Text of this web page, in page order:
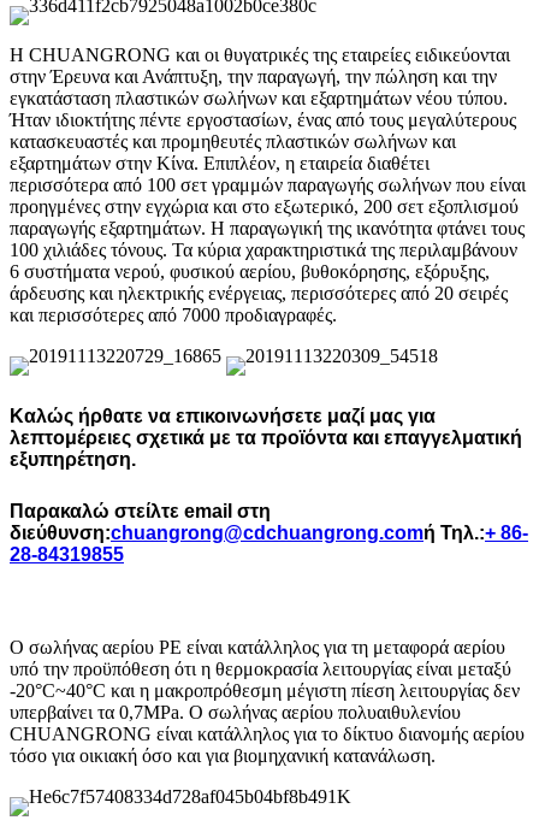
Η CHUANGRONG και οι θυγατρικές της εταιρείες ειδικεύονται
στην Έρευνα και Ανάπτυξη, την παραγωγή, την πώληση και την
εγκατάσταση πλαστικών σωλήνων και εξαρτημάτων νέου τύπου.
Ήταν ιδιοκτήτης πέντε εργοστασίων, ένας από τους μεγαλύτερους
κατασκευαστές και προμηθευτές πλαστικών σωλήνων και
εξαρτημάτων στην Κίνα. Επιπλέον, η εταιρεία διαθέτει
περισσότερα από 100 σετ γραμμών παραγωγής σωλήνων που είναι
προηγμένες στην εγχώρια και στο εξωτερικό, 200 σετ εξοπλισμού
παραγωγής εξαρτημάτων. Η παραγωγική της ικανότητα φτάνει τους
100 χιλιάδες τόνους. Τα κύρια χαρακτηριστικά της περιλαμβάνουν
6 συστήματα νερού, φυσικού αερίου, βυθοκόρησης, εξόρυξης,
άρδευσης και ηλεκτρικής ενέργειας, περισσότερες από 20 σειρές
και περισσότερες από 7000 προδιαγραφές.
Καλώς ήρθατε να επικοινωνήσετε μαζί μας για
λεπτομέρειες σχετικά με τα προϊόντα και επαγγελματική
εξυπηρέτηση.
Παρακαλώ στείλτε email στη
διεύθυνση:chuangrong@cdchuangrong.comή Τηλ.:+ 86-
28-84319855
Ο σωλήνας αερίου PE είναι κατάλληλος για τη μεταφορά αερίου
υπό την προϋπόθεση ότι η θερμοκρασία λειτουργίας είναι μεταξύ
-20°C~40°C και η μακροπρόθεσμη μέγιστη πίεση λειτουργίας δεν
υπερβαίνει τα 0,7MPa. Ο σωλήνας αερίου πολυαιθυλενίου
CHUANGRONG είναι κατάλληλος για το δίκτυο διανομής αερίου
τόσο για οικιακή όσο και για βιομηχανική κατανάλωση.